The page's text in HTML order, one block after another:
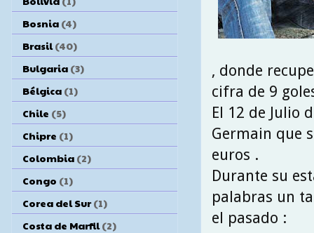
, donde
cifra de 9
El 12 de Julio
Germain que
euros .
Durante su
palabras un
el pasado :
Bosnia (4)
Brasil (40)
Bulgaria (3)
Bélgica (1)
Chile (5)
Chipre (1)
Colombia (2)
Congo (1)
Corea del Sur (1)
Costa de Marfil (2)